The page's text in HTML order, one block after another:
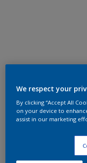
We respect your
By clicking “Accept All
on your device to
assist in our marketing